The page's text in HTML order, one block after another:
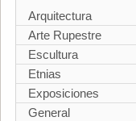
Arquitectura
Arte Rupestre
Escultura
Etnias
Exposiciones
General